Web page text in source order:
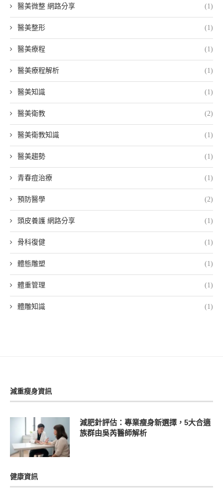
醫美微整 網路分享 (1)
醫美整形 (1)
醫美療程 (1)
醫美療程解析 (1)
醫美知識 (1)
醫美衛教 (2)
醫美衛教知識 (1)
醫美趨勢 (1)
青春痘治療 (1)
預防醫學 (2)
頭皮養護 網路分享 (1)
骨科復健 (1)
體態雕塑 (1)
體重管理 (1)
體雕知識 (1)
減重瘦身資訊
減肥針評估：專業瘦身新選擇，5大合適
族群由吳芮醫師解析
健康資訊